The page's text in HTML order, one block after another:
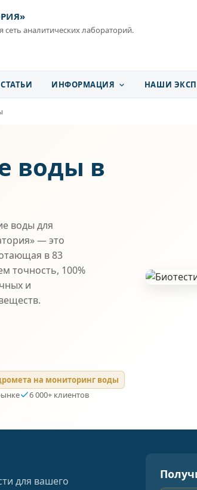
сеть аналитических лабораторий.
СТАТЬИ ИНФОРМАЦИЯ НАШИ
воды в
воды для
— это
в 83
точность, 100%
и
на мониторинг воды
6 000+ клиентов
для вашего